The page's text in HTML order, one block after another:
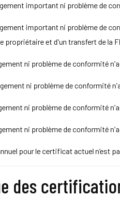
important ni problème de
important ni problème de
propriétaire et d'un transfert de la
ni problème de conformité
ni problème de conformité
ni problème de conformité
ni problème de conformité
pour le certificat actuel n’est
des